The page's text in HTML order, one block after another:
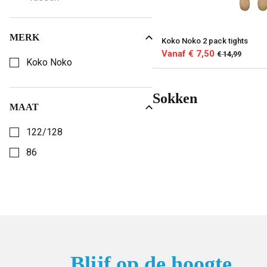
MERK
Koko Noko
MAAT
122/128
86
Koko Noko 2 pack tights
Vanaf € 7,50 € 14,99
Sokken